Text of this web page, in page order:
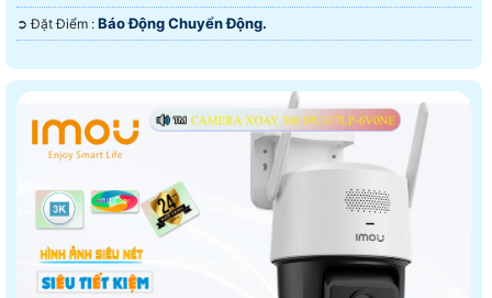
️➲ Đặt Điểm : Báo Động Chuyển Động.